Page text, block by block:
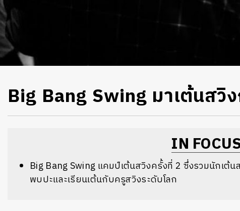
​Big Bang Swing มาเต้นสวิ
IN
Big Bang Swing แคมป์เต้นสวิงครั้งที่ 2 ซึ่งรวมนักเต้
พบปะและเรียนเต้นกับครูสวิงระดับโลก